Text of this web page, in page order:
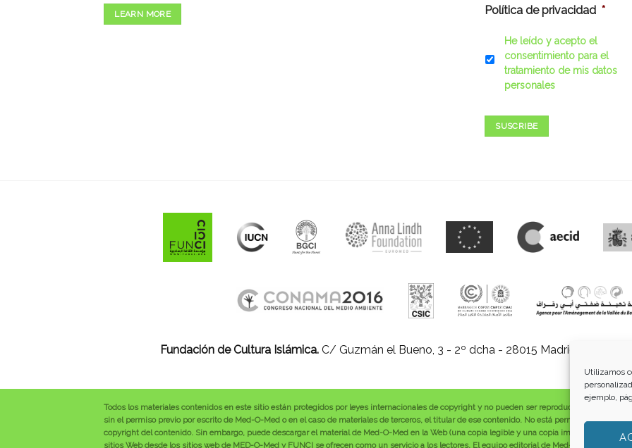
Utilizamos
ejemplo,
LEARN MORE Política de privacidad *
He leído y acepto el
consentimiento para el
tratamiento de mis datos
personales
SUSCRIBE
Fundación de Cultura Islámica.C/ Guzmán el Bueno, 3 - 2º dcha - 28015 Madrid |
Todos los materiales contenidos en este sitio están protegidos por leyes internacionales de copyright y no pueden ser reproducidos,
sin el permiso previo por escrito de Med-O-Med o en el caso de materiales de terceros, el titular de ese contenido. No está permitido borrar o
copyright del contenido. Sin embargo, puede descargar el material de Med-O-Med en la Web (una copia legible y una copia impresa por
sitios Web desde los sitios web de MED-O-Med y FUNCI se ofrecen como un servicio a los lectores. El equipo editorial de Med-O-Med no